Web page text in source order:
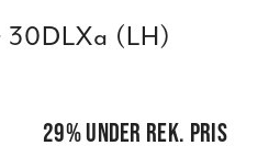
30DLXa (LH)
29%under rek. pris